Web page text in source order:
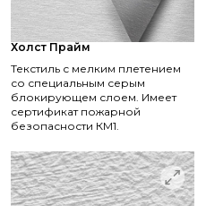
Холст Прайм
Текстиль с мелким плетением
со специальным серым
блокирующем слоем. Имеет
сертификат пожарной
безопасности КМ1.